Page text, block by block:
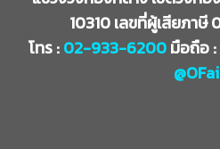
10310 เลขที่ผู้เสียภาษี
โทร :02-933-6200มือถือ :